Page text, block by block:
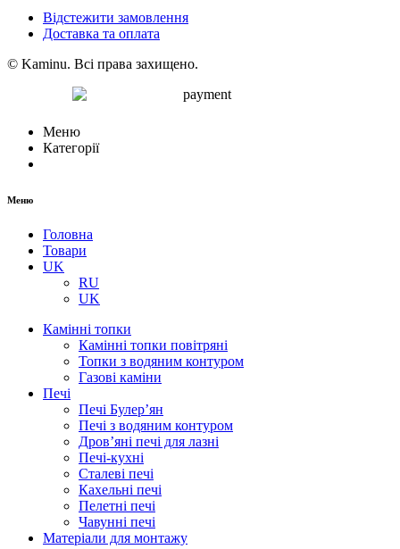
Відстежити замовлення
Доставка та оплата
© Kaminu. Всі права захищено.
Меню
Категорії
Меню
Головна
Товари
UK
RU
UK
Камінні топки
Камінні топки повітряні
Топки з водяним контуром
Газові каміни
Печі
Печі Булер’ян
Печі з водяним контуром
Дров’яні печі для лазні
Печі-кухні
Сталеві печі
Кахельні печі
Пелетні печі
Чавунні печі
Матеріали для монтажу